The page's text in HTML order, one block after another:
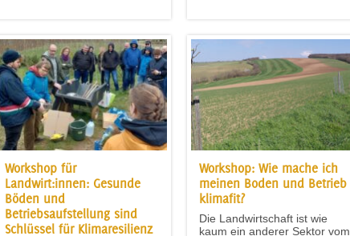
Workshop für
Landwirt:innen: Gesunde
Böden und
Betriebsaufstellung sind
Schlüssel für Klimaresilienz
Workshop: Wie mache ich
meinen Boden und Betrieb
klimafit?
Die Landwirtschaft ist wie
kaum ein anderer Sektor vom